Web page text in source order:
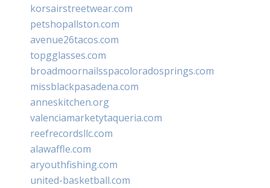
korsairstreetwear.com
petshopallston.com
avenue26tacos.com
topgglasses.com
broadmoornailsspacoloradosprings.com
missblackpasadena.com
anneskitchen.org
valenciamarketytaqueria.com
reefrecordsllc.com
alawaffle.com
aryouthfishing.com
united-basketball.com